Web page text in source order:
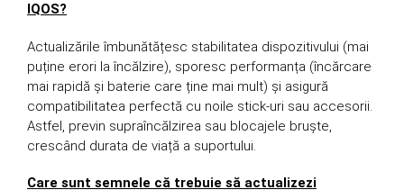
IQOS?
Actualizările îmbunătățesc stabilitatea dispozitivului (mai
puține erori la încălzire), sporesc performanța (încărcare
mai rapidă și baterie care ține mai mult) și asigură
compatibilitatea perfectă cu noile stick-uri sau accesorii.
Astfel, previn supraîncălzirea sau blocajele bruște,
crescând durata de viață a suportului.
Care sunt semnele că trebuie să actualizezi